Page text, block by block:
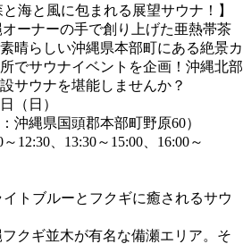
海と風に包まれる展望サウナ！】
オーナーの手で創り上げた亜熱帯茶
晴らしい沖縄県本部町にある絶景カ
でサウナイベントを企画！沖縄北部
サウナを堪能しませんか？
（日）
沖縄県国頭郡本部町野原60）
12:30、13:30～15:00、16:00～
トブルーとフクギに癒されるサウ
フクギ並木が有名な備瀬エリア。そ